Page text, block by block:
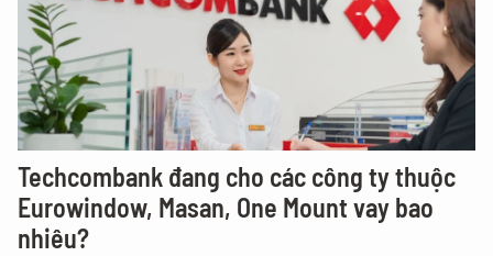
Techcombank đang cho các công ty thuộc
Eurowindow, Masan, One Mount vay bao
nhiêu?